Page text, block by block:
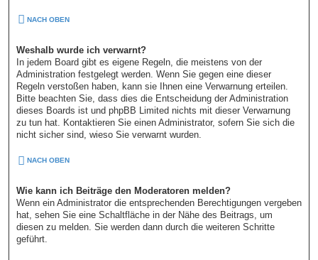
NACH OBEN
Weshalb wurde ich verwarnt?
In jedem Board gibt es eigene Regeln, die meistens von der
Administration festgelegt werden. Wenn Sie gegen eine dieser
Regeln verstoßen haben, kann sie Ihnen eine Verwarnung erteilen.
Bitte beachten Sie, dass dies die Entscheidung der Administration
dieses Boards ist und phpBB Limited nichts mit dieser Verwarnung
zu tun hat. Kontaktieren Sie einen Administrator, sofern Sie sich die
nicht sicher sind, wieso Sie verwarnt wurden.
NACH OBEN
Wie kann ich Beiträge den Moderatoren melden?
Wenn ein Administrator die entsprechenden Berechtigungen vergeben
hat, sehen Sie eine Schaltfläche in der Nähe des Beitrags, um
diesen zu melden. Sie werden dann durch die weiteren Schritte
geführt.